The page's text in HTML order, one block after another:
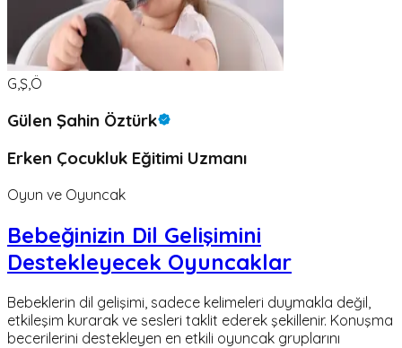
G,Ş,Ö
Gülen Şahin Öztürk
Erken Çocukluk Eğitimi Uzmanı
Oyun ve Oyuncak
Bebeğinizin Dil Gelişimini
Destekleyecek Oyuncaklar
Bebeklerin dil gelişimi, sadece kelimeleri duymakla değil,
etkileşim kurarak ve sesleri taklit ederek şekillenir. Konuşma
becerilerini destekleyen en etkili oyuncak gruplarını